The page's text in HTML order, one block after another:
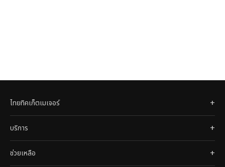
ไทยทิคเก็ตเมเจอร์
บริการ
ช่วยเหลือ